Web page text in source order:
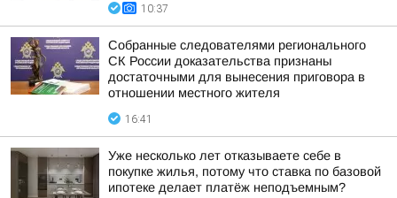
10:37
Собранные следователями регионального
СК России доказательства признаны
достаточными для вынесения приговора в
отношении местного жителя
16:41
Уже несколько лет отказываете себе в
покупке жилья, потому что ставка по базовой
ипотеке делает платёж неподъемным?